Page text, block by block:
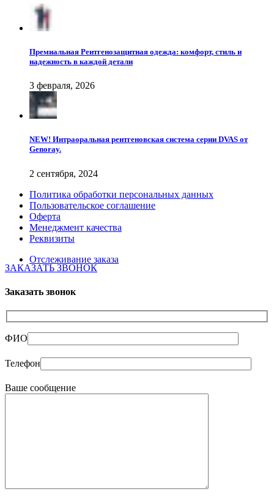
Премиальная Рентгенозащитная одежда: комфорт, стиль и
надежность в каждой детали
3 февраля, 2026
NEW! Интраоральная рентгеновская система серии DVAS от
Genoray.
2 сентября, 2024
Политика обработки персональных данных
Пользовательское соглашение
Оферта
Менеджмент качества
Реквизиты
Отслеживание заказа
ЗАКАЗАТЬ ЗВОНОК
Заказать звонок
ФИО
Телефон
Ваше сообщение